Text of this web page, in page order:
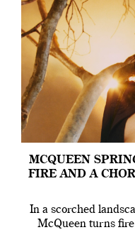
MCQUEEN
FIRE AND A
In a scorched
McQueen turns